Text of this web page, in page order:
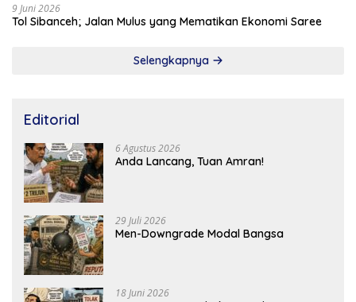
9 Juni 2026
Tol Sibanceh; Jalan Mulus yang Mematikan Ekonomi Saree
Selengkapnya
Editorial
6 Agustus 2026
Anda Lancang, Tuan Amran!
29 Juli 2026
Men-Downgrade Modal Bangsa
18 Juni 2026